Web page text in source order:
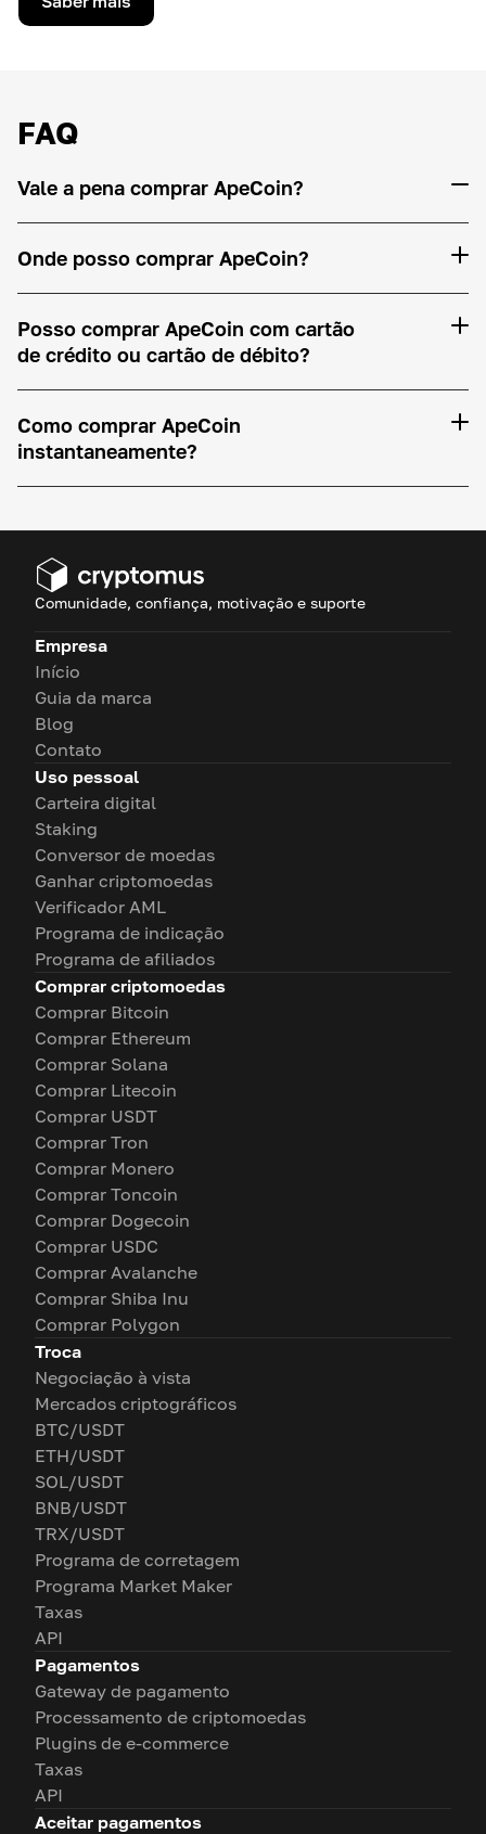
FAQ
Vale a pena comprar ApeCoin?
Onde posso comprar ApeCoin?
Posso comprar ApeCoin com cartão
de crédito ou cartão de débito?
Como comprar ApeCoin
instantaneamente?
Comunidade, confiança, motivação e suporte
Empresa
Início
Guia da marca
Blog
Contato
Uso pessoal
Carteira digital
Staking
Conversor de moedas
Ganhar criptomoedas
Verificador AML
Programa de indicação
Programa de afiliados
Comprar criptomoedas
Comprar Bitcoin
Comprar Ethereum
Comprar Solana
Comprar Litecoin
Comprar USDT
Comprar Tron
Comprar Monero
Comprar Toncoin
Comprar Dogecoin
Comprar USDC
Comprar Avalanche
Comprar Shiba Inu
Comprar Polygon
Troca
Negociação à vista
Mercados criptográficos
BTC/USDT
ETH/USDT
SOL/USDT
BNB/USDT
TRX/USDT
Programa de corretagem
Programa Market Maker
Taxas
API
Pagamentos
Gateway de pagamento
Processamento de criptomoedas
Plugins de e-commerce
Taxas
API
Aceitar pagamentos